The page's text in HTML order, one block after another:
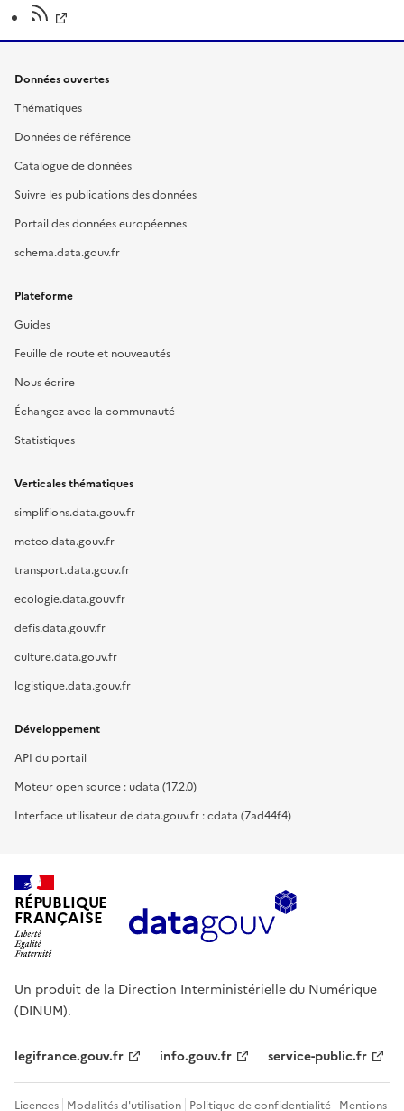
Données ouvertes
Thématiques
Données de référence
Catalogue de données
Suivre les publications des données
Portail des données européennes
schema.data.gouv.fr
Plateforme
Guides
Feuille de route et nouveautés
Nous écrire
Échangez avec la communauté
Statistiques
Verticales thématiques
simplifions.data.gouv.fr
meteo.data.gouv.fr
transport.data.gouv.fr
ecologie.data.gouv.fr
defis.data.gouv.fr
culture.data.gouv.fr
logistique.data.gouv.fr
Développement
API du portail
Moteur open source : udata (17.2.0)
Interface utilisateur de data.gouv.fr : cdata (7ad44f4)
RÉPUBLIQUE
FRANÇAISE
Un produit de la Direction Interministérielle du Numérique
(DINUM).
legifrance.gouv.fr info.gouv.fr service-public.fr
Licences Modalités d'utilisation Politique de confidentialité Mentions